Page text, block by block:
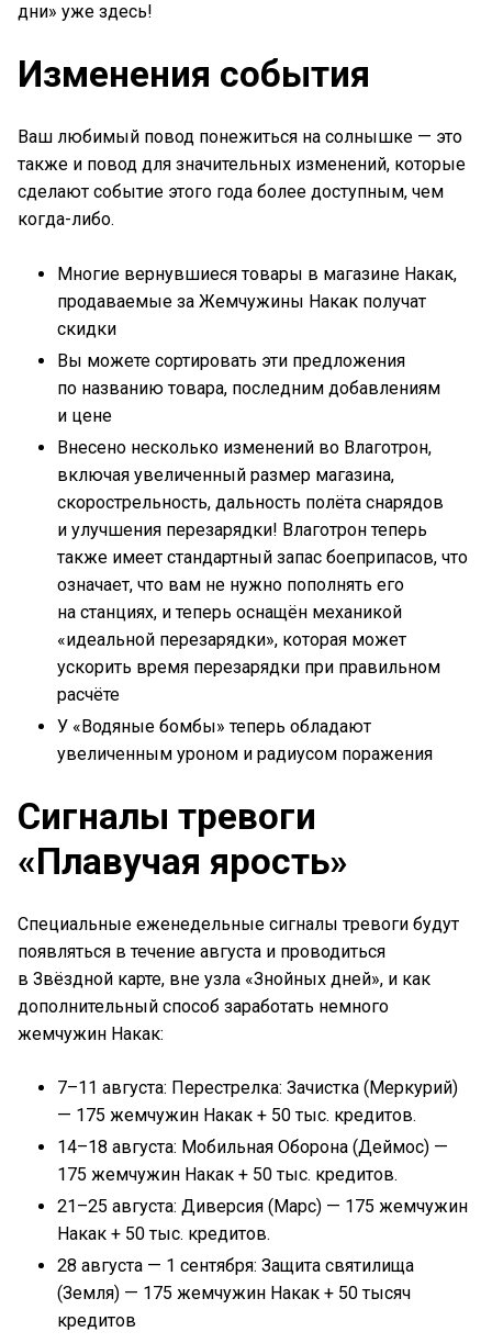
дни» уже здесь!
Изменения события
Ваш любимый повод понежиться на солнышке — это
также и повод для значительных изменений, которые
сделают событие этого года более доступным, чем
когда-либо.
Многие вернувшиеся товары в магазине Накак,
продаваемые за Жемчужины Накак получат
скидки
Вы можете сортировать эти предложения
по названию товара, последним добавлениям
и цене
Внесено несколько изменений во Влаготрон,
включая увеличенный размер магазина,
скорострельность, дальность полёта снарядов
и улучшения перезарядки! Влаготрон теперь
также имеет стандартный запас боеприпасов, что
означает, что вам не нужно пополнять его
на станциях, и теперь оснащён механикой
«идеальной перезарядки», которая может
ускорить время перезарядки при правильном
расчёте
У «Водяные бомбы» теперь обладают
увеличенным уроном и радиусом поражения
Сигналы тревоги
«Плавучая ярость»
Специальные еженедельные сигналы тревоги будут
появляться в течение августа и проводиться
в Звёздной карте, вне узла «Знойных дней», и как
дополнительный способ заработать немного
жемчужин Накак:
7–11 августа: Перестрелка: Зачистка (Меркурий)
— 175 жемчужин Накак + 50 тыс. кредитов.
14–18 августа: Мобильная Оборона (Деймос) —
175 жемчужин Накак + 50 тыс. кредитов.
21–25 августа: Диверсия (Марс) — 175 жемчужин
Накак + 50 тыс. кредитов.
28 августа — 1 сентября: Защита святилища
(Земля) — 175 жемчужин Накак + 50 тысяч
кредитов